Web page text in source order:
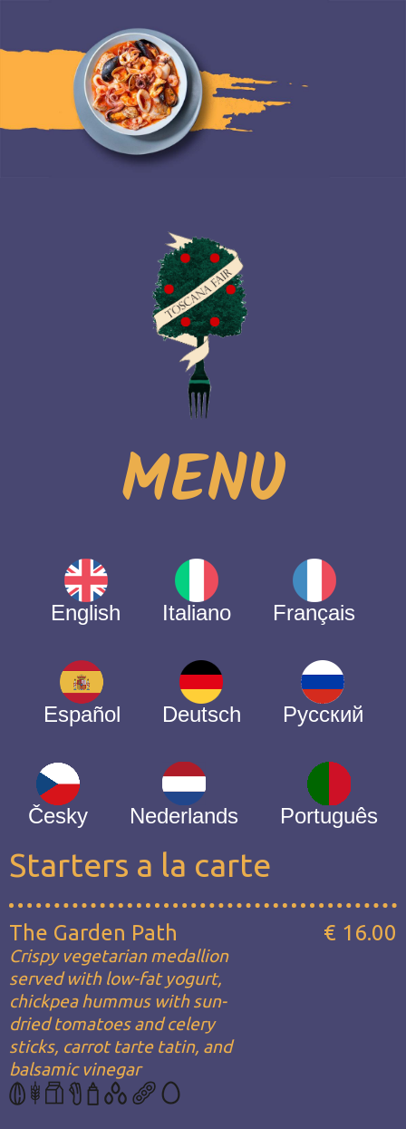
MENU
English Italiano Français
Español Deutsch Русский
Česky Nederlands Português
Starters a la carte
The Garden Path
Crispy vegetarian medallion
served with low-fat yogurt,
chickpea hummus with sun-
dried tomatoes and celery
sticks, carrot tarte tatin, and
balsamic vinegar
€ 16.00